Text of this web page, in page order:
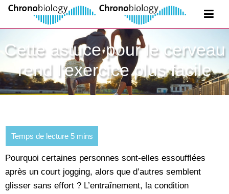
Cette astuce pour le cerveau
rend l'exercice plus facile
Pourquoi certaines personnes sont-elles essoufflées
après un court jogging, alors que d’autres semblent
glisser sans effort ? L’entraînement, la condition